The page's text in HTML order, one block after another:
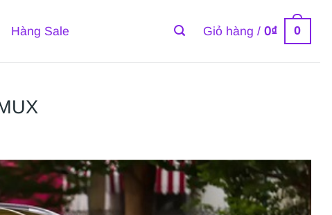
Hàng Sale Giỏ hàng /0₫ 0